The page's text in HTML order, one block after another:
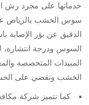
خدماتها على مجرد رش
سوس الخشب بالرياض
الدقيق عن بؤر الإصابة
السوس ودرجة انتشاره،
المبيدات المتخصصة
الخشب وتقضي على
كما تتميز شركة